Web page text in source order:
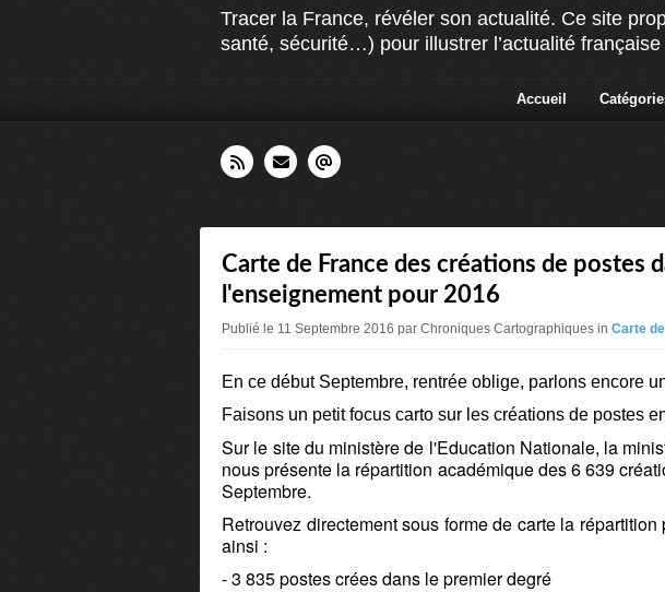
Tracer la France, révéler son actualité. Ce site
santé, sécurité…) pour illustrer l’actualité
Accueil
Carte de France des créations de postes
l'enseignement pour 2016
Publié le 11 Septembre 2016 par Chroniques Cartographiques in Carte
En ce début Septembre, rentrée oblige, parlons encore
Faisons un petit focus carto sur les créations de postes
Sur le site du ministère de l'Education Nationale, la
nous présente la répartition académique des 6 639
Septembre.
Retrouvez directement sous forme de carte la
ainsi :
- 3 835 postes crées dans le premier degré